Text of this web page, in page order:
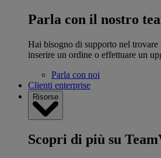
Parla con il nostro
Hai bisogno di supporto nel trovare
inserire un ordine o effettuare un
Parla con noi
Clienti enterprise
Risorse
Scopri di più su